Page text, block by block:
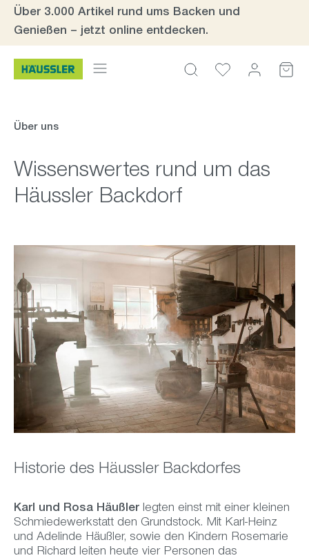
Zum Hauptinhalt springen
Über 3.000 Artikel rund ums Backen und
Genießen – jetzt online entdecken.
Über uns
Wissenswertes rund um das
Häussler Backdorf
Historie des Häussler Backdorfes
Karl und Rosa Häußler legten einst mit einer kleinen
Schmiedewerkstatt den Grundstock. Mit Karl-Heinz
und Adelinde Häußler, sowie den Kindern Rosemarie
und Richard leiten heute vier Personen das